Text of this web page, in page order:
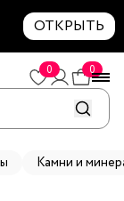
ОТКРЫТЬ
0 0
Камни и